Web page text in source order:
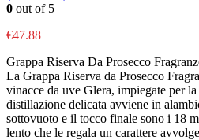
0 out of 5
€47.88
Grappa Riserva Da Prosecco
La Grappa Riserva da Prosecco
vinacce da uve Glera, impiegate per
distillazione delicata avviene in
sottovuoto e il tocco finale sono i 18
lento che le regala un carattere